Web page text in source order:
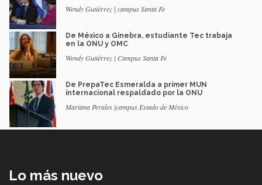
Wendy Gutiérrez | campus Santa Fe
De México a Ginebra, estudiante Tec trabaja
en la ONU y OMC
Wendy Gutiérrez | Campus Santa Fe
De PrepaTec Esmeralda a primer MUN
internacional respaldado por la ONU
Mariana Perales |campus Estado de México
Lo más nuevo